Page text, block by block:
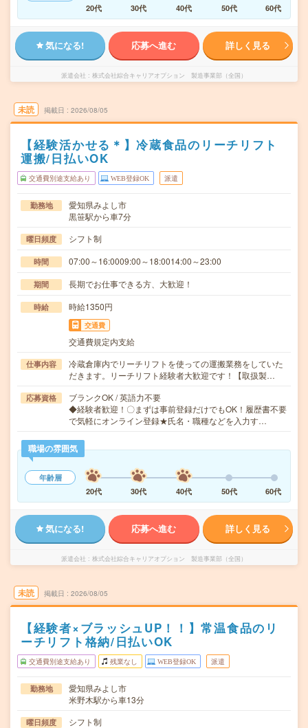
20代
30代 40代 50代 60代
気になる! 応募へ進む 詳しく見る
派遣会社 株式会社綜合キャリアオプション 製造事業部（全国）
未読 掲載日 2026/08/05
【経験活かせる＊】冷蔵食品のリーチリフト
運搬/日払いOK
交通費別途支給あり WEB登録OK 派遣
勤務地
愛知県みよし市
黒笹駅から車7分
曜日頻度 シフト制
時間 07:00～16:0009:00～18:0014:00～23:00
期間 長期でお仕事できる方、大歓迎！
時給 時給1350円
交通費
交通費規定内支給
仕事内容
冷蔵倉庫内でリーチリフトを使っての運搬業務をしていた
だきます。リーチリフト経験者大歓迎です！【取扱製…
応募資格
ブランクOK / 英語力不要
◆経験者歓迎！〇まずは事前登録だけでもOK！履歴書不要
で気軽にオンライン登録★氏名・職種などを入力す…
職場の雰囲気
年齢層
20代
30代 40代 50代 60代
気になる! 応募へ進む 詳しく見る
派遣会社 株式会社綜合キャリアオプション 製造事業部（全国）
未読 掲載日 2026/08/05
【経験者×ブラッシュUP！！】常温食品のリ
ーチリフト格納/日払いOK
交通費別途支給あり 残業なし WEB登録OK 派遣
勤務地
愛知県みよし市
米野木駅から車13分
曜日頻度 シフト制